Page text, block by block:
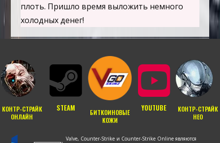
плоть. Пришло время выложить немного
холодных денег!
КОНТР-СТРАЙК
ОНЛАЙН
STEAM
БИТКОИНОВЫЕ
КОЖИ
YOUTUBE
КОНТР-СТРАЙК
НЕО
Valve, Counter-Strike и Counter-Strike Online являются